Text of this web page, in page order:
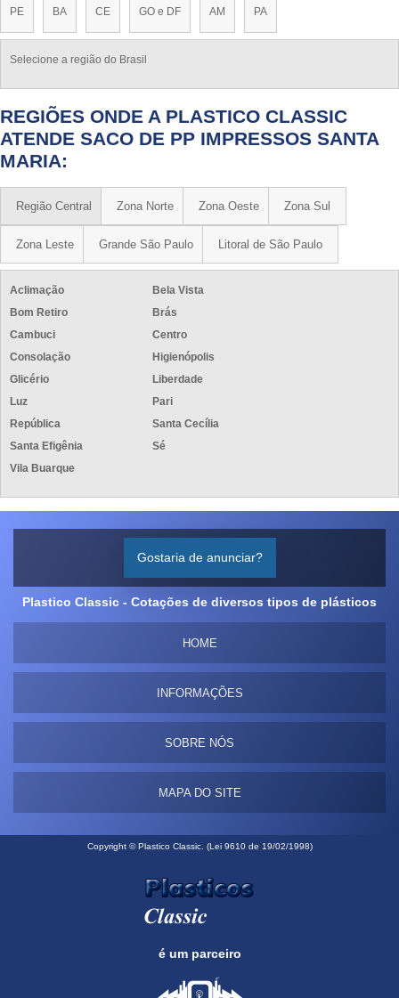
PE BA CE GO e DF AM PA
Selecione a região do Brasil
REGIÕES ONDE A PLASTICO CLASSIC
ATENDE SACO DE PP IMPRESSOS SANTA
MARIA:
Região Central Zona Norte Zona Oeste Zona Sul
Zona Leste Grande São Paulo Litoral de São Paulo
Aclimação
Bela Vista
Bom Retiro
Brás
Cambuci
Centro
Consolação
Higienópolis
Glicério
Liberdade
Luz
Pari
República
Santa Cecília
Santa Efigênia
Sé
Vila Buarque
Gostaria de anunciar?
Plastico Classic - Cotações de diversos tipos de plásticos
HOME
INFORMAÇÕES
SOBRE NÓS
MAPA DO SITE
Copyright © Plastico Classic. (Lei 9610 de 19/02/1998)
é um parceiro